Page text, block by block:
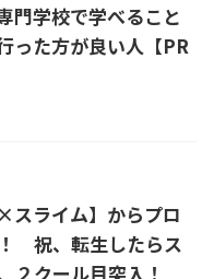
門学校で学べること
った方が良い人【PR
スライム】からプロ
祝、転生したらス
２クール目突入！